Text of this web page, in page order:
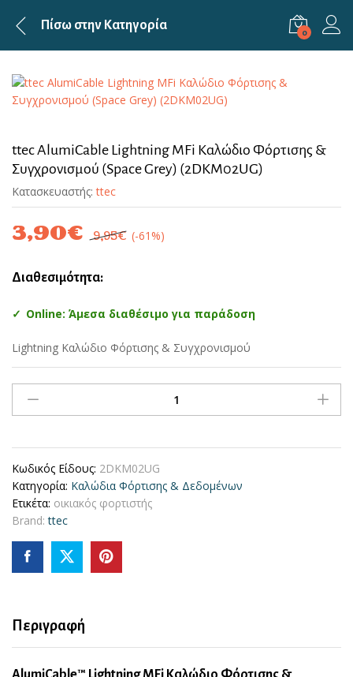
Πίσω στην Κατηγορία 0
ttec AlumiCable Lightning MFi Καλώδιο Φόρτισης &
Συγχρονισμού (Space Grey) (2DKM02UG)
Κατασκευαστής:ttec
3,90€ 9,95€ (-61%)
Διαθεσιμότητα:
Online: Άμεσα διαθέσιμο για παράδοση
Lightning Καλώδιο Φόρτισης & Συγχρονισμού
Καλώδιο
Φόρτισης
&
Συγχρονισμού
(Space
Grey)
(2DKM02UG)
Κωδικός Είδους: 2DKM02UG
Κατηγορία: Καλώδια Φόρτισης & Δεδομένων
Ετικέτα: οικιακός φορτιστής
Brand:ttec
Περιγραφή